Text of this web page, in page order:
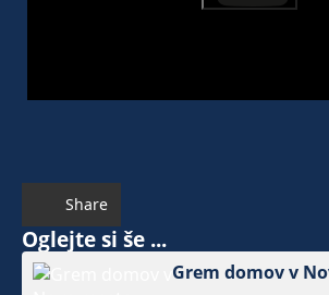
Share
Oglejte si še ...
Grem domov v